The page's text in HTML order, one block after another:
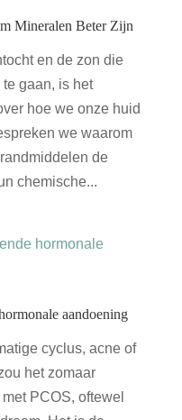
Mineralen Beter Zijn
en de zon die
gaan, is het
hoe we onze huid
we waarom
de
chemische...
aandoening
cyclus, acne of
het zomaar
PCOS, oftewel